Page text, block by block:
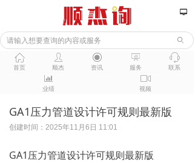
ꄙ
넡
ꀇ
首页
ꄑ
顺杰
ꀉ
资讯
ꀣ
服务
ꁱ
联系
ꀄ
业绩
ꀕ
视频
GA1压力管道设计许可规则最新版
创建时间： 2025年11月6日 11:01
GA1压力管道设计许可规则最新版